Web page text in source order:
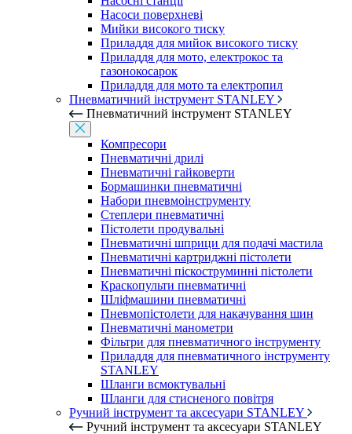
Насоси поверхневі
Мийки високого тиску
Приладдя для мийок високого тиску
Приладдя для мото, електрокос та
газонокосарок
Приладдя для мото та електропил
Пневматичний інструмент STANLEY
Пневматичний інструмент STANLEY
Компресори
Пневматичні дрилі
Пневматичні гайковерти
Бормашинки пневматичні
Набори пневмоінструменту
Степлери пневматичні
Пістолети продувальні
Пневматичні шприци для подачі мастила
Пневматичні картриджні пістолети
Пневматичні піскоструминні пістолети
Краскопульти пневматичні
Шліфмашини пневматичні
Пневмопістолети для накачування шин
Пневматичні манометри
Фільтри для пневматичного інструменту
Приладдя для пневматичного інструменту
STANLEY
Шланги всмоктувальні
Шланги для стисненого повітря
Ручний інструмент та аксесуари STANLEY
Ручний інструмент та аксесуари STANLEY